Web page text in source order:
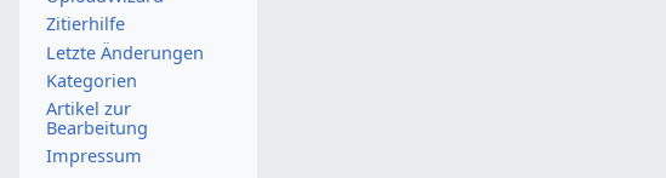
Zitierhilfe
Letzte Änderungen
Kategorien
Artikel zur
Bearbeitung
Impressum